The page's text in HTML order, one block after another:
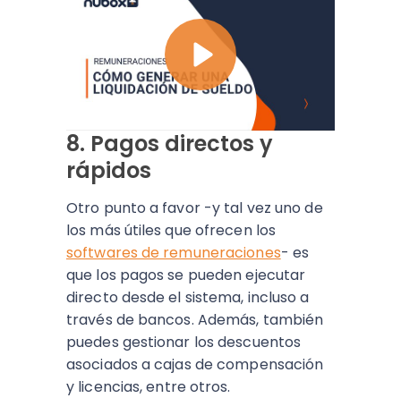
8. Pagos directos y
rápidos
Otro punto a favor -y tal vez uno de
los más útiles que ofrecen los
softwares de remuneraciones- es
que los pagos se pueden ejecutar
directo desde el sistema, incluso a
través de bancos. Además, también
puedes gestionar los descuentos
asociados a cajas de compensación
y licencias, entre otros.